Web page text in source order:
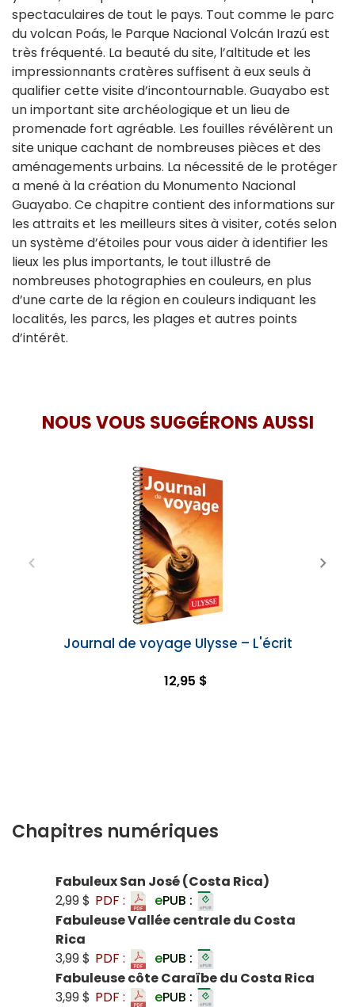
spectaculaires de tout le pays. Tout comme le parc
du volcan Poás, le Parque Nacional Volcán Irazú est
très fréquenté. La beauté du site, l’altitude et les
impressionnants cratères suffisent à eux seuls à
qualifier cette visite d’incontournable. Guayabo est
un important site archéologique et un lieu de
promenade fort agréable. Les fouilles révélèrent un
site unique cachant de nombreuses pièces et des
aménagements urbains. La nécessité de le protéger
a mené à la création du Monumento Nacional
Guayabo. Ce chapitre contient des informations sur
les attraits et les meilleurs sites à visiter, cotés selon
un système d’étoiles pour vous aider à identifier les
lieux les plus importants, le tout illustré de
nombreuses photographies en couleurs, en plus
d’une carte de la région en couleurs indiquant les
localités, les parcs, les plages et autres points
d’intérêt.
NOUS VOUS SUGGÉRONS AUSSI
Journal de voyage Ulysse – L'écrit
12,95 $
Chapitres numériques
Fabuleux San José (Costa Rica)
2,99 $ PDF : ePUB :
Fabuleuse Vallée centrale du Costa
Rica
3,99 $ PDF : ePUB :
Fabuleuse côte Caraïbe du Costa Rica
3,99 $ PDF : ePUB :